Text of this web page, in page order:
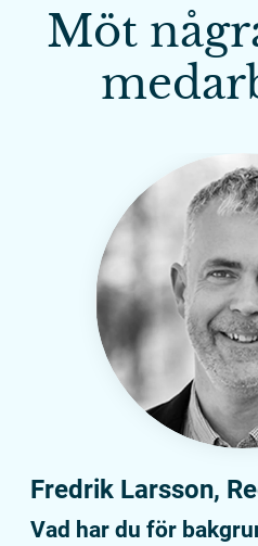
Möt
Fredrik Larsson,
Vad har du för